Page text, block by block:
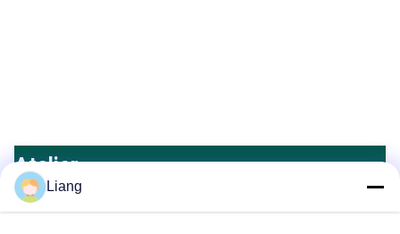
Atelier
Liang